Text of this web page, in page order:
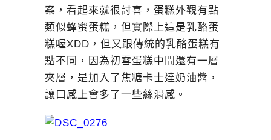
案，看起來就很討喜，蛋糕外觀有點
類似蜂蜜蛋糕，但實際上這是乳酪蛋
糕喔XDD，但又跟傳統的乳酪蛋糕有
點不同，因為初雪蛋糕中間還有一層
夾層，是加入了焦糖卡士達奶油醬，
讓口感上會多了一些絲滑感。